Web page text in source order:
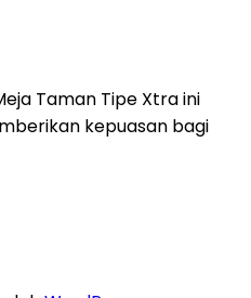
Taman Tipe Xtra ini
kepuasan bagi